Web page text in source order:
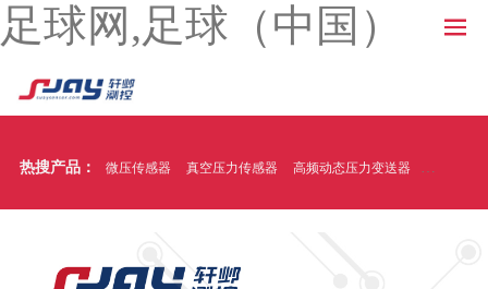
足球网,足球（中国）
热搜产品： 微压传感器 真空压力传感器 高频动态压力变送器 温压一体